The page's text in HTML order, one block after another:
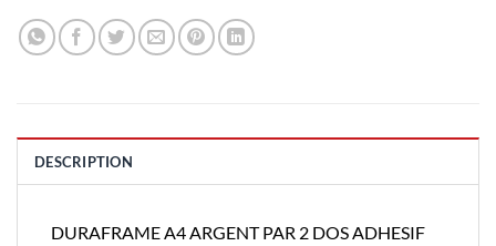
DESCRIPTION
DURAFRAME A4 ARGENT PAR 2 DOS ADHESIF